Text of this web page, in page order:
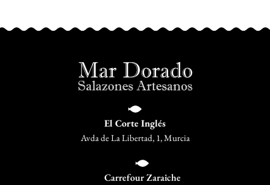
El Corte Inglés
Avda de La Libertad, 1, Murcia
Carrefour Zaraiche